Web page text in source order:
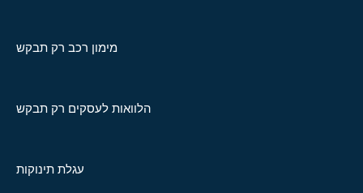
מימון רכב רק תבקש
הלוואות לעסקים רק תבקש
עגלת תינוקות